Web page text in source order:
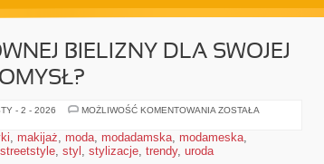
BIELIZNY DLA SWOJEJ
- 2 - 2026 MOŻLIWOŚĆ KOMENTOWANIA CZY
BIELIZNY
ZOSTAŁA
, makijaż, moda, modadamska, modameska,
streetstyle, styl , stylizacje, trendy, uroda